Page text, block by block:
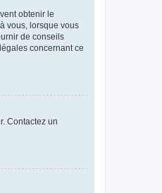
obtenir le
vous, lorsque vous
de conseils
concernant ce
Contactez un